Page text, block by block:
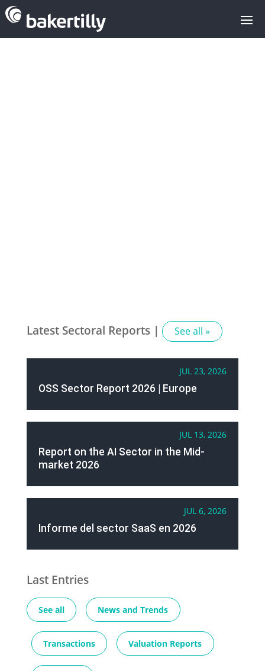
Latest Sectoral Reports | See all »
JUL 23, 2026
OSS Sector Report 2026 | Europe
JUL 13, 2026
Report on the AI Sector in the Mid-
market 2026
JUL 6, 2026
Informe del sector SaaS en 2026
Last Entries
See all News and Trends
Transactions Valuation Reports